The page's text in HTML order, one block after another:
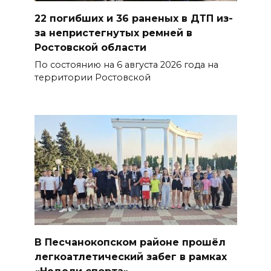
В Железнодорожном районе
отключат воду из-за
капремонта сетей
Полиция ищет вандалов,
осквернивших стелу
«Освободителям Ростова»
07 августа 2026 20:12
Госавтоинспекция по
Ростовской области призвала
водителей быть осторожными
22 погибших и 36 раненых в ДТП из-
за непристегнутых ремней в
Ростовской области
По состоянию на 6 августа 2026 года на
территории Ростовской
В Песчанокопском районе прошёл
легкоатлетический забег в рамках